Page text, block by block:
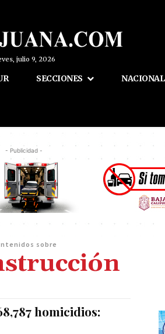
julio 9, 2026
SECCIONES NACIONAL
- Publicidad -
sobre
homicidios: